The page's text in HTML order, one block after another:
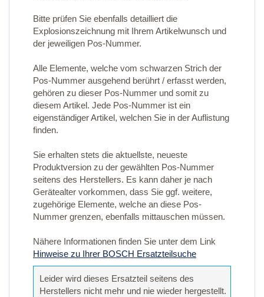
Bitte prüfen Sie ebenfalls detailliert die
Explosionszeichnung mit Ihrem Artikelwunsch und
der jeweiligen Pos-Nummer.
Alle Elemente, welche vom schwarzen Strich der
Pos-Nummer ausgehend berührt / erfasst werden,
gehören zu dieser Pos-Nummer und somit zu
diesem Artikel. Jede Pos-Nummer ist ein
eigenständiger Artikel, welchen Sie in der Auflistung
finden.
Sie erhalten stets die aktuellste, neueste
Produktversion zu der gewählten Pos-Nummer
seitens des Herstellers. Es kann daher je nach
Gerätealter vorkommen, dass Sie ggf. weitere,
zugehörige Elemente, welche an diese Pos-
Nummer grenzen, ebenfalls mittauschen müssen.
Nähere Informationen finden Sie unter dem Link
Hinweise zu Ihrer BOSCH Ersatzteilsuche
Leider wird dieses Ersatzteil seitens des
Herstellers nicht mehr und nie wieder hergestellt.